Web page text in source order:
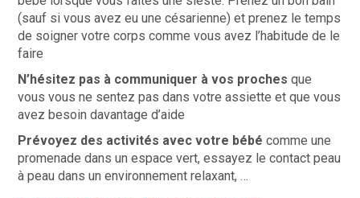
(sauf si vous avez eu une césarienne) et prenez le temps
de soigner votre corps comme vous avez l’habitude de le
faire
N’hésitez pas à communiquer à vos proches que
vous vous ne sentez pas dans votre assiette et que vous
avez besoin davantage d’aide
Prévoyez des activités avec votre bébé comme une
promenade dans un espace vert, essayez le contact peau
à peau dans un environnement relaxant, …